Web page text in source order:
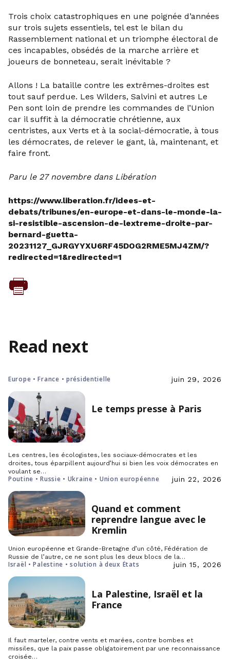
Trois choix catastrophiques en une poignée d’années
sur trois sujets essentiels, tel est le bilan du
Rassemblement national et un triomphe électoral de
ces incapables, obsédés de la marche arrière et
joueurs de bonneteau, serait inévitable ?
Allons ! La bataille contre les extrêmes-droites est
tout sauf perdue. Les Wilders, Salvini et autres Le
Pen sont loin de prendre les commandes de l’Union
car il suffit à la démocratie chrétienne, aux
centristes, aux Verts et à la social-démocratie, à tous
les démocrates, de relever le gant, là, maintenant, et
faire front.
Paru le 27 novembre dans Libération
https://www.liberation.fr/idees-et-
debats/tribunes/en-europe-et-dans-le-monde-la-
si-resistible-ascension-de-lextreme-droite-par-
bernard-guetta-
20231127_GJRGYYXU6RF45DOG2RME5MJ4ZM/?
redirected=1&redirected=1
Read next
Europe • France • présidentielle juin 29, 2026
Le temps presse à Paris
Les centres, les écologistes, les sociaux-démocrates et les
droites, tous éparpillent aujourd’hui si bien les voix démocrates en
voulant se…
Poutine • Russie • Ukraine • Union européenne juin 22, 2026
Quand et comment
reprendre langue avec le
Kremlin
Union européenne et Grande-Bretagne d’un côté, Fédération de
Russie de l’autre, ce ne sont plus les deux blocs de la…
Israël • Palestine • solution à deux États juin 15, 2026
La Palestine, Israël et la
France
Il faut marteler, contre vents et marées, contre bombes et
missiles, que la paix passe obligatoirement par une reconnaissance
croisée…